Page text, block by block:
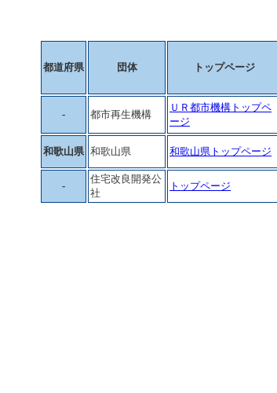
都道府県 団体 トップページ
- 都市再生機構
ＵＲ都市機構トップペ
ージ
和歌山県 和歌山県 和歌山県トップページ
-
住宅改良開発公
社
トップページ